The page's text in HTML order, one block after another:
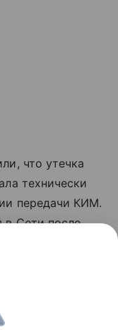
что утечка
технически
передачи КИМ.
в Сети после